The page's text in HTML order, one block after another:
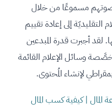
صوتهم مسموعًا من خلال
إلى إعادة تقييم
لقد أجبرت قدرة المبدعين
وسائل الإعلام القائمة
لإنشاء المُحتوى.
المال | كيفية كسب المال